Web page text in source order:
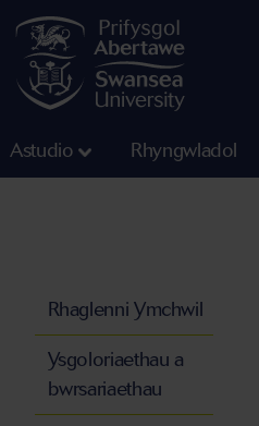
Astudio Rhyngwladol
Rhaglenni Ymchwil
Ysgoloriaethau a
bwrsariaethau